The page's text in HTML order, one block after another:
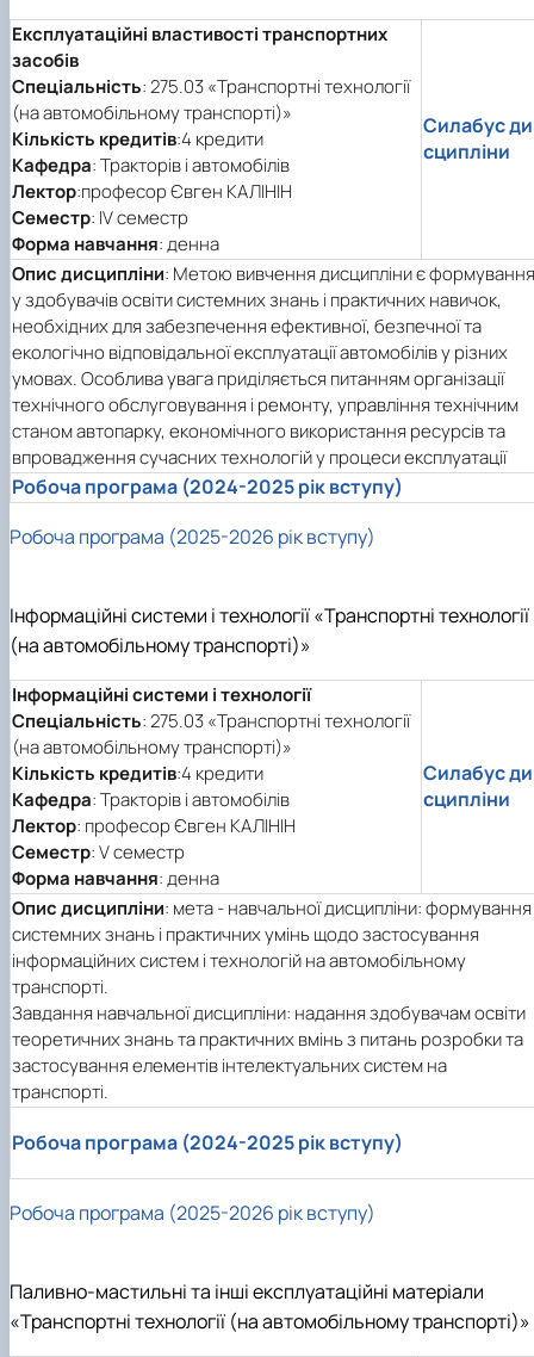
Експлуатаційні властивості транспортних
засобів
Спеціальність: 275.03 «Транспортні технології
(на автомобільному транспорті)»
Кількість кредитів:4 кредити
Кафедра: Тракторів і автомобілів
Лектор:професор Євген КАЛІНІН
Семестр: IV семестр
Форма навчання: денна
Силабус ди
сципліни
Опис дисципліни: Метою вивчення дисципліни є формування
у здобувачів освіти системних знань і практичних навичок,
необхідних для забезпечення ефективної, безпечної та
екологічно відповідальної експлуатації автомобілів у різних
умовах. Особлива увага приділяється питанням організації
технічного обслуговування і ремонту, управління технічним
станом автопарку, економічного використання ресурсів та
впровадження сучасних технологій у процеси експлуатації
Робоча програма (2024-2025 рік вступу)
Робоча програма (2025-2026 рік вступу)
Інформаційні системи і технології «Транспортні технології
(на автомобільному транспорті)»
Інформаційні системи і технології
Спеціальність: 275.03 «Транспортні технології
(на автомобільному транспорті)»
Кількість кредитів:4 кредити
Кафедра: Тракторів і автомобілів
Лектор: професор Євген КАЛІНІН
Семестр: V семестр
Форма навчання: денна
Силабус ди
сципліни
Опис дисципліни: мета - навчальної дисципліни: формування
системних знань і практичних умінь щодо застосування
інформаційних систем і технологій на автомобільному
транспорті.
Завдання навчальної дисципліни: надання здобувачам освіти
теоретичних знань та практичних вмінь з питань розробки та
застосування елементів інтелектуальних систем на
транспорті.
Робоча програма (2024-2025 рік вступу)
Робоча програма (2025-2026 рік вступу)
Паливно-мастильні та інші експлуатаційні матеріали
«Транспортні технології (на автомобільному транспорті)»